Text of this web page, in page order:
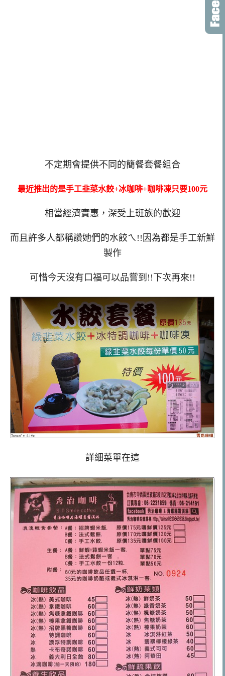
不定期會提供不同的簡餐套餐組合
最近推出的是手工韭菜水餃+冰咖啡+咖啡凍只要100元
相當經濟實惠，深受上班族的歡迎
而且許多人都稱讚她們的水餃ㄟ!!因為都是手工新鮮
製作
可惜今天沒有口福可以品嘗到!!下次再來!!
詳細菜單在這